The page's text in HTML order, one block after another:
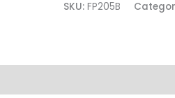
Ambiental
SKU: FP205B